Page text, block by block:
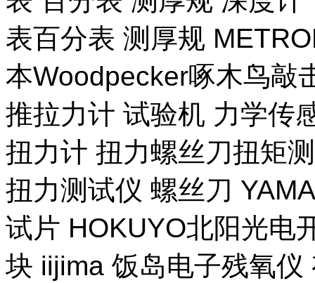
表百分表 测厚规
本Woodpecker啄木鸟敲
推拉力计 试验机 力学传
扭力计 扭力螺丝刀扭矩
扭力测试仪 螺丝刀
试片 HOKUYO北阳光电
块 iijima 饭岛电子残氧